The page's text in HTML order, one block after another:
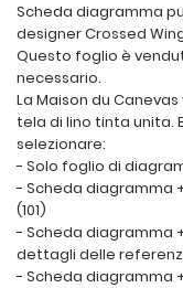
Scheda diagramma
designer Crossed
Questo foglio è
necessario.
La Maison du
tela di lino tinta unita.
selezionare:
- Solo foglio di
- Scheda diagramma
(101)
- Scheda diagramma
dettagli delle
- Scheda diagramma